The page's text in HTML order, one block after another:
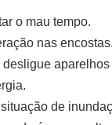
o mau tempo.
nas encostas.
desligue
de